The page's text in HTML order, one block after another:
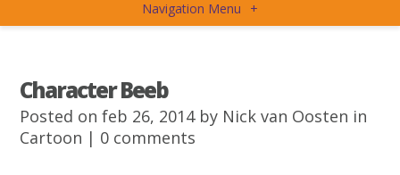
Navigation Menu +
Character Beeb
Posted on feb 26, 2014 by Nick van Oosten in
Cartoon | 0 comments